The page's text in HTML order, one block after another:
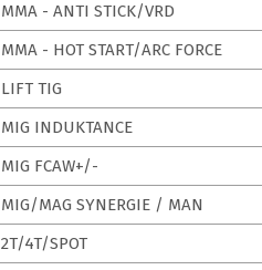
MMA - ANTI STICK/VRD
MMA - HOT START/ARC FORCE
LIFT TIG
MIG INDUKTANCE
MIG FCAW+/-
MIG/MAG SYNERGIE / MAN
2T/4T/SPOT